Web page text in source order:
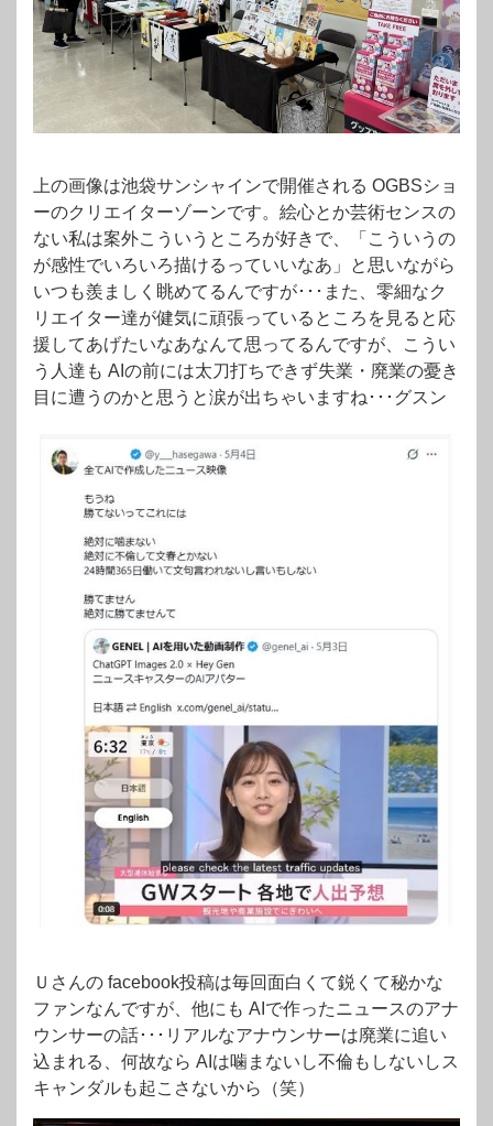
上の画像は池袋サンシャインで開催される OGBSショ
ーのクリエイターゾーンです。絵心とか芸術センスの
ない私は案外こういうところが好きで、「こういうの
が感性でいろいろ描けるっていいなあ」と思いながら
いつも羨ましく眺めてるんですが･･･また、零細なク
リエイター達が健気に頑張っているところを見ると応
援してあげたいなあなんて思ってるんですが、こうい
う人達も AIの前には太刀打ちできず失業・廃業の憂き
目に遭うのかと思うと涙が出ちゃいますね･･･グスン
Ｕさんの facebook投稿は毎回面白くて鋭くて秘かな
ファンなんですが、他にも AIで作ったニュースのアナ
ウンサーの話･･･リアルなアナウンサーは廃業に追い
込まれる、何故なら AIは噛まないし不倫もしないしス
キャンダルも起こさないから（笑）